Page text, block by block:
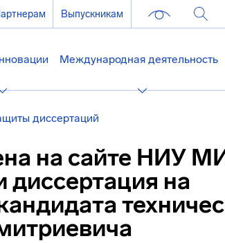
Выпускникам
Международная деятельность
диссертаций
на сайте НИУ
диссертация на